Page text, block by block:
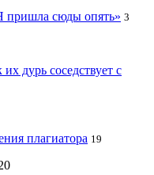
пришла сюды опять» 3
дурь соседствует с
плагиатора 19